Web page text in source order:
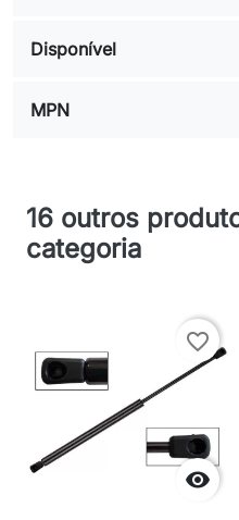
Disponível
MPN
16 outros
categoria

favorite_border